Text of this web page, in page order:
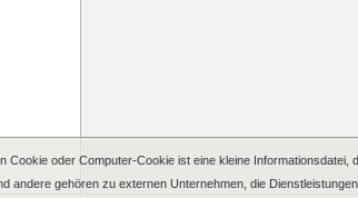
Cookie oder Computer-Cookie ist eine kleine
andere gehören zu externen Unternehmen, die